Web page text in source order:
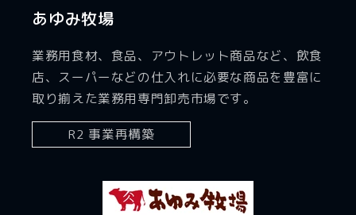
あゆみ牧場
業務用食材、食品、アウトレット商品など、飲食
店、スーパーなどの仕入れに必要な商品を豊富に
取り揃えた業務用専門卸売市場です。
R2 事業再構築